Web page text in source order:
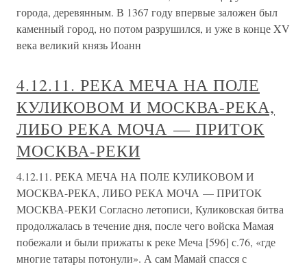
города, деревянным. В 1367 году впервые заложен был
каменный город, но потом разрушился, и уже в конце XV
века великий князь Иоанн
4.12.11. РЕКА МЕЧА НА ПОЛЕ
КУЛИКОВОМ И МОСКВА-РЕКА,
ЛИБО РЕКА МОЧА — ПРИТОК
МОСКВА-РЕКИ
4.12.11. РЕКА МЕЧА НА ПОЛЕ КУЛИКОВОМ И
МОСКВА-РЕКА, ЛИБО РЕКА МОЧА — ПРИТОК
МОСКВА-РЕКИ Согласно летописи, Куликовская битва
продолжалась в течение дня, после чего войска Мамая
побежали и были прижаты к реке Меча [596] с.76, «где
многие татары потонули». А сам Мамай спасся с